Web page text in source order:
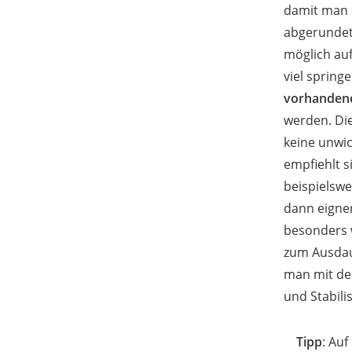
damit man
möglich
viel
werden.
keine
empfiehlt
dann
besonders
zum
man mit
und
Tipp: